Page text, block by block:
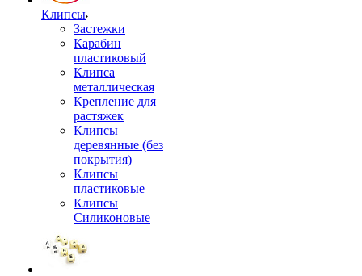
Клипсы
Застежки
Карабин
пластиковый
Клипса
металлическая
Крепление для
растяжек
Клипсы
деревянные (без
покрытия)
Клипсы
пластиковые
Клипсы
Силиконовые